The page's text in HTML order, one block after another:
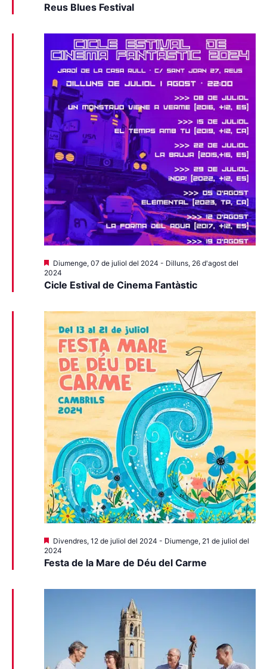
Reus Blues Festival
Cicle Estival de Cinema Fantàstic
Destacats
Diumenge, 07 de juliol del 2024 - Dilluns, 26 d'agost del
2024
Festa de la Mare de Déu del Carme
Destacats
Divendres, 12 de juliol del 2024 - Diumenge, 21 de juliol del
2024